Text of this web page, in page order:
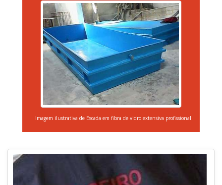
Imagem ilustrativa de Escada em fibra de vidro extensiva profissional